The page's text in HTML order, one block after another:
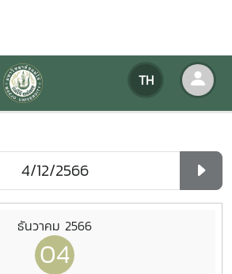
TH
มของหน่วยงาน
งหน่วยงาน
ธันวาคม 2566
04